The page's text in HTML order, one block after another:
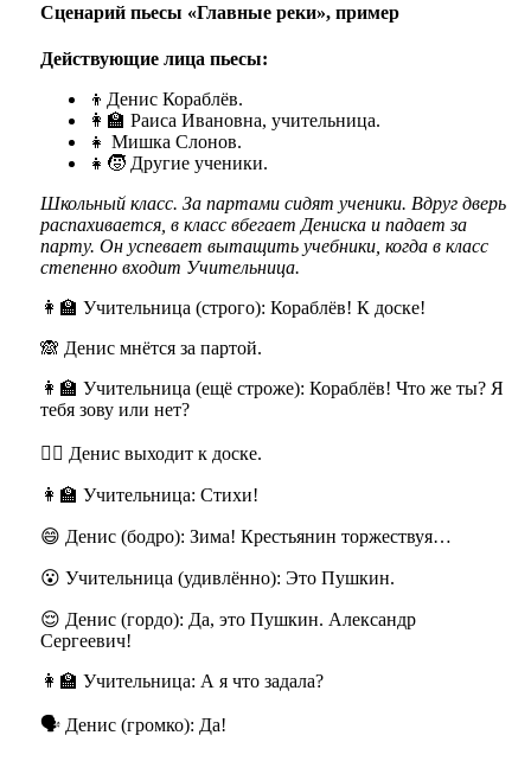
Сценарий пьесы «Главные реки», пример
Действующие лица пьесы:
👦Денис Кораблёв.
👩‍🏫 Раиса Ивановна, учительница.
👧 Мишка Слонов.
👧🧒 Другие ученики.
Школьный класс. За партами сидят ученики. Вдруг дверь
распахивается, в класс вбегает Дениска и падает за
парту. Он успевает вытащить учебники, когда в класс
степенно входит Учительница.
👩‍🏫 Учительница (строго): Кораблёв! К доске!
🙈 Денис мнётся за партой.
👩‍🏫 Учительница (ещё строже): Кораблёв! Что же ты? Я
тебя зову или нет?
🚶‍♂️ Денис выходит к доске.
👩‍🏫 Учительница: Стихи!
😄 Денис (бодро): Зима! Крестьянин торжествуя…
😮 Учительница (удивлённо): Это Пушкин.
😌 Денис (гордо): Да, это Пушкин. Александр
Сергеевич!
👩‍🏫 Учительница: А я что задала?
🗣️ Денис (громко): Да!